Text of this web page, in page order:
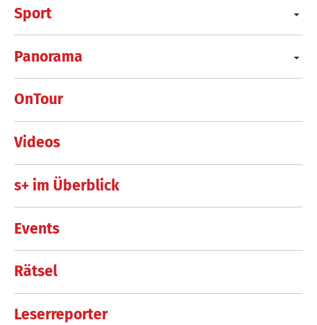
Sport
Panorama
OnTour
Videos
s+ im Überblick
Events
Rätsel
Leserreporter